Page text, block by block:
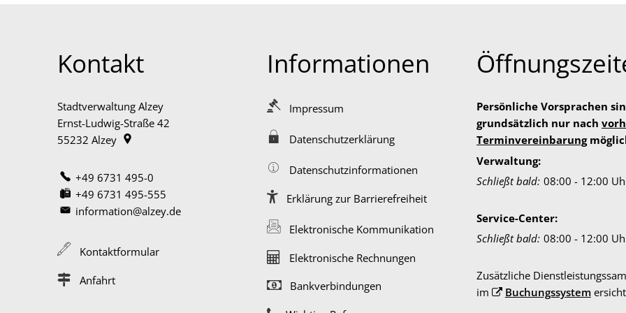
Kontakt
Stadtverwaltung Alzey
Ernst-Ludwig-Straße 42
55232 Alzey
+49 6731 495-0
+49 6731 495-555
information@alzey.de
Kontaktformular
Anfahrt
Informationen
Impressum
Datenschutzerklärung
Datenschutzinformationen
Erklärung zur Barrierefreiheit
Elektronische Kommunikation
Elektronische Rechnungen
Bankverbindungen
Persönliche Vorsprachen
grundsätzlich nur nach
Terminvereinbarung
Verwaltung:
Klicken, um weitere Öffnungs-
Schließt bald: 08:00 - 12:00
Service-Center:
Klicken, um weitere Öffnungs-
Schließt bald: 08:00 - 12:00
Zusätzliche
im
Buchungssystem